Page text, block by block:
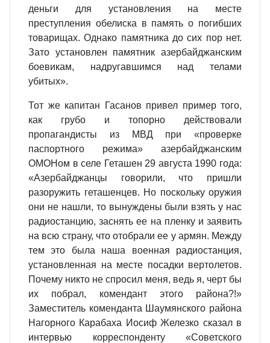
деньги для установления на месте
преступления обелиска в память о погибших
товарищах. Однако памятника до сих пор нет.
Зато установлен памятник азербайджанским
боевикам, надругавшимся над телами
убитых».
Тот же капитан Гасанов привел пример того,
как грубо и топорно действовали
пропагандисты из МВД при «проверке
паспортного режима» азербайджанским
ОМОНом в селе Геташен 29 августа 1990 года:
«Азербайджанцы говорили, что пришли
разоружить геташенцев. Но поскольку оружия
они не нашли, то вынуждены были взять у нас
радиостанцию, заснять ее на пленку и заявить
на всю страну, что отобрали ее у армян. Между
тем это была наша военная радиостанция,
установленная на месте посадки вертолетов.
Почему никто не спросил меня, ведь я, черт бы
их побрал, комендант этого района?!»
Заместитель коменданта Шаумянского района
Нагорного Карабаха Иосиф Железко сказал в
интервью корреспонденту «Советского